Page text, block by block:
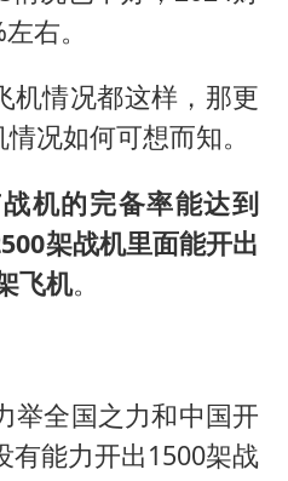
右。
机情况都这样，那更
况如何可想而知。
机的完备率能达到
架战机里面能开出
飞机。
举全国之力和中国开
有能力开出1500架战